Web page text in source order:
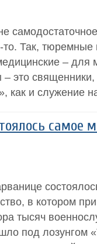
то. Так,
– для
это
как и служение
самое
в котором
тысяч
под лозунгом